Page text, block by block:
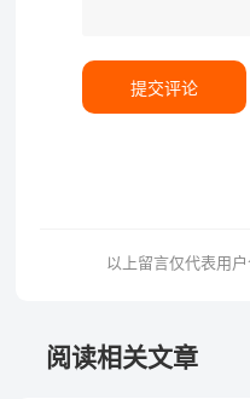
提交评论
以上留言仅代表用
阅读相关文章